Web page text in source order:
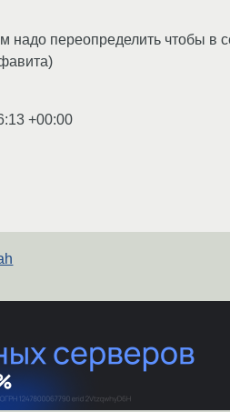
надо переопределить чтобы
+00:00